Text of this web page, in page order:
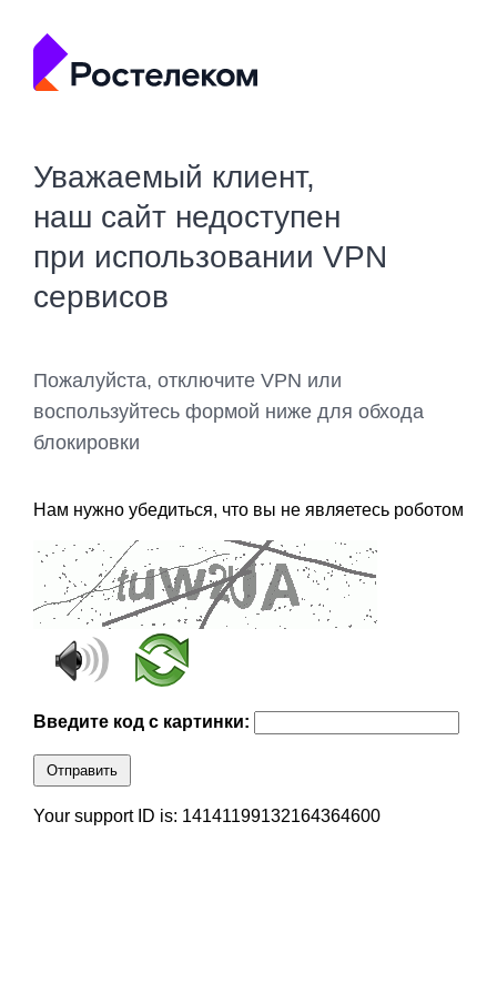
Уважаемый клиент,
наш сайт недоступен
при использовании VPN
сервисов
Пожалуйста, отключите VPN или
воспользуйтесь формой ниже для обхода
блокировки
Нам нужно убедиться, что вы не являетесь роботом
Введите код с картинки:
Отправить
Your support ID is: 14141199132164364600